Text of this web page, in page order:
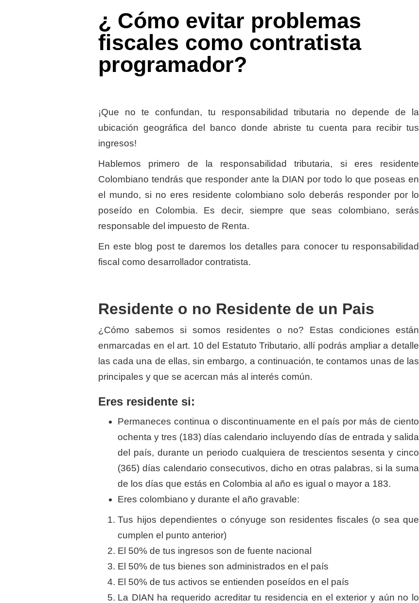
¿ Cómo evitar problemas
fiscales como contratista
programador?
¡Que no te confundan, tu responsabilidad tributaria no depende de la
ubicación geográfica del banco donde abriste tu cuenta para recibir tus
ingresos!
Hablemos primero de la responsabilidad tributaria, si eres residente
Colombiano tendrás que responder ante la DIAN por todo lo que poseas en
el mundo, si no eres residente colombiano solo deberás responder por lo
poseído en Colombia. Es decir, siempre que seas colombiano, serás
responsable del impuesto de Renta.
En este blog post te daremos los detalles para conocer tu responsabilidad
fiscal como desarrollador contratista.
Residente o no Residente de un Pais
¿Cómo sabemos si somos residentes o no? Estas condiciones están
enmarcadas en el art. 10 del Estatuto Tributario, allí podrás ampliar a detalle
las cada una de ellas, sin embargo, a continuación, te contamos unas de las
principales y que se acercan más al interés común.
Eres residente si:
Permaneces continua o discontinuamente en el país por más de ciento
ochenta y tres (183) días calendario incluyendo días de entrada y salida
del país, durante un periodo cualquiera de trescientos sesenta y cinco
(365) días calendario consecutivos, dicho en otras palabras, si la suma
de los días que estás en Colombia al año es igual o mayor a 183.
Eres colombiano y durante el año gravable:
Tus hijos dependientes o cónyuge son residentes fiscales (o sea que
cumplen el punto anterior)
El 50% de tus ingresos son de fuente nacional
El 50% de tus bienes son administrados en el país
El 50% de tus activos se entienden poseídos en el país
La DIAN ha requerido acreditar tu residencia en el exterior y aún no lo